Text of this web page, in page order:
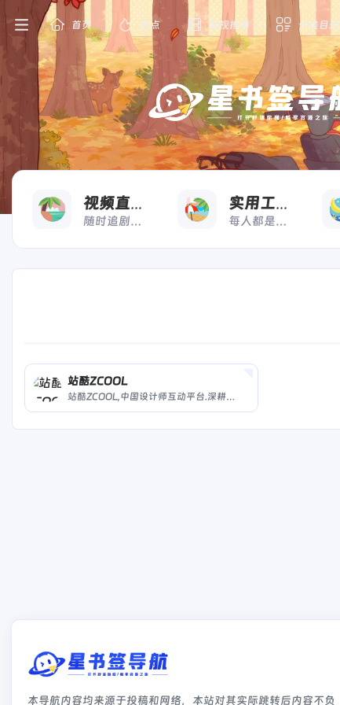
首页 热点 影视推荐 分类目录
视频直播
随时追剧，想看就看
实用工具
每人都是高效打工人
站酷ZCOOL
站酷ZCOOL,中国设计师互动平台.深耕设计领域十五年,站酷聚集了1500万设计师、摄影师、插画师、艺术家、创意人,提供创意设计素材,正版商业高清图片,创意设计师群体中具有较高的影响力与号召力。
本导航内容均来源于投稿和网络，本站对其实际跳转后内容不负